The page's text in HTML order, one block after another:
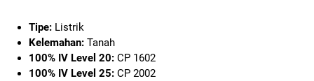
Tipe:Listrik
Kelemahan:Tanah
100% IV Level 20:CP 1602
100% IV Level 25:CP 2002